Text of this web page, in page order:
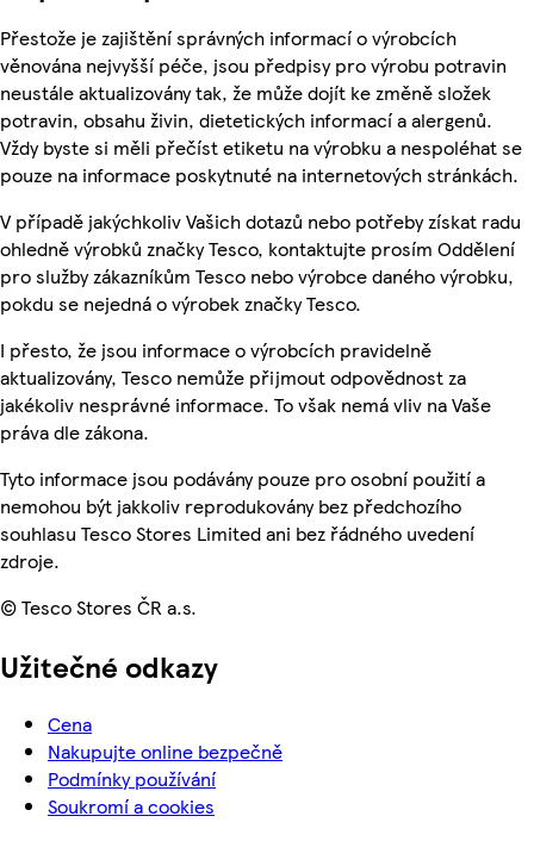
Přestože je zajištění správných informací o výrobcích
věnována nejvyšší péče, jsou předpisy pro výrobu potravin
neustále aktualizovány tak, že může dojít ke změně složek
potravin, obsahu živin, dietetických informací a alergenů.
Vždy byste si měli přečíst etiketu na výrobku a nespoléhat se
pouze na informace poskytnuté na internetových stránkách.
V případě jakýchkoliv Vašich dotazů nebo potřeby získat radu
ohledně výrobků značky Tesco, kontaktujte prosím Oddělení
pro služby zákazníkům Tesco nebo výrobce daného výrobku,
pokdu se nejedná o výrobek značky Tesco.
I přesto, že jsou informace o výrobcích pravidelně
aktualizovány, Tesco nemůže přijmout odpovědnost za
jakékoliv nesprávné informace. To však nemá vliv na Vaše
práva dle zákona.
Tyto informace jsou podávány pouze pro osobní použití a
nemohou být jakkoliv reprodukovány bez předchozího
souhlasu Tesco Stores Limited ani bez řádného uvedení
zdroje.
© Tesco Stores ČR a.s.
Užitečné odkazy
Cena
Nakupujte online bezpečně
Podmínky používání
Soukromí a cookies